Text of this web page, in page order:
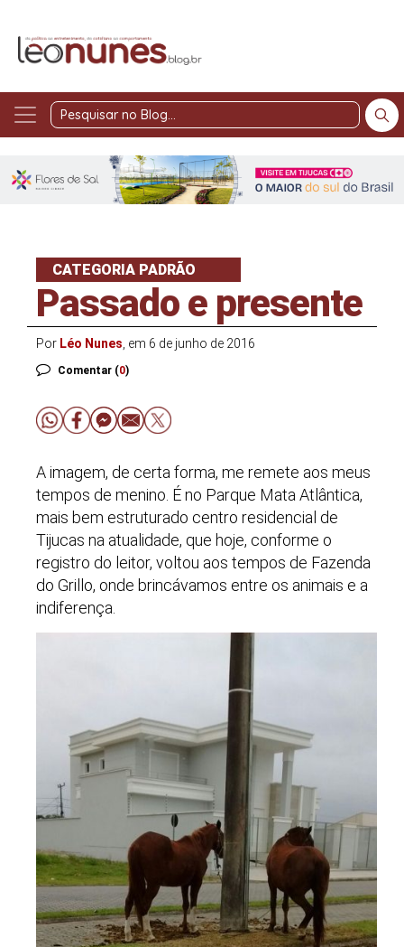
Pesquisar
Blog
CATEGORIA PADRÃO
Passado e presente
Por Léo Nunes , em 6 de junho de 2016
Comentar (0)
A imagem, de certa forma, me remete aos meus
tempos de menino. É no Parque Mata Atlântica,
mais bem estruturado centro residencial de
Tijucas na atualidade, que hoje, conforme o
registro do leitor, voltou aos tempos de Fazenda
do Grillo, onde brincávamos entre os animais e a
indiferença.